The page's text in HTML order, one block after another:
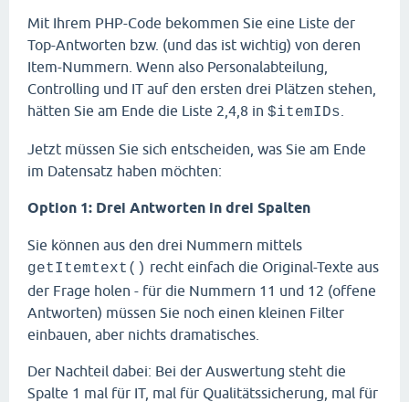
Mit Ihrem PHP-Code bekommen Sie eine Liste der
Top-Antworten bzw. (und das ist wichtig) von deren
Item-Nummern. Wenn also Personalabteilung,
Controlling und IT auf den ersten drei Plätzen stehen,
hätten Sie am Ende die Liste 2,4,8 in $itemIDs
Jetzt müssen Sie sich entscheiden, was Sie am Ende
im Datensatz haben möchten:
Option 1: Drei Antworten in drei Spalten
Sie können aus den drei Nummern mittels
getItemtext() recht einfach die Original-Texte aus
der Frage holen - für die Nummern 11 und 12 (offene
Antworten) müssen Sie noch einen kleinen Filter
einbauen, aber nichts dramatisches.
Der Nachteil dabei: Bei der Auswertung steht die
Spalte 1 mal für IT, mal für Qualitätssicherung, mal für